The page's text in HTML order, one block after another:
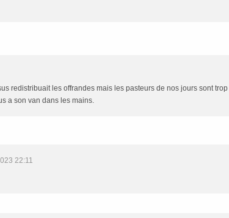
redistribuait les offrandes mais les pasteurs de nos jours sont trop
a son van dans les mains.
22:11